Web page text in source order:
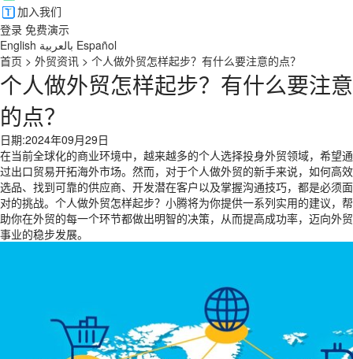
加入我们
登录 免费演示
English بالعربية Español
首页 > 外贸资讯 > 个人做外贸怎样起步？有什么要注意的点？
个人做外贸怎样起步？有什么要注意
的点？
日期:2024年09月29日
在当前全球化的商业环境中，越来越多的个人选择投身外贸领域，希望通
过出口贸易开拓海外市场。然而，对于个人做外贸的新手来说，如何高效
选品、找到可靠的供应商、开发潜在客户以及掌握沟通技巧，都是必须面
对的挑战。个人做外贸怎样起步？小腾将为你提供一系列实用的建议，帮
助你在外贸的每一个环节都做出明智的决策，从而提高成功率，迈向外贸
事业的稳步发展。